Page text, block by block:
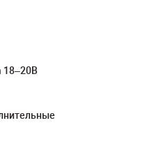
18–20В